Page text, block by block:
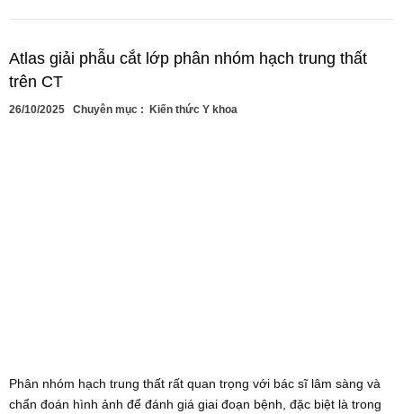
Atlas giải phẫu cắt lớp phân nhóm hạch trung thất
trên CT
26/10/2025 Chuyên mục : Kiến thức Y khoa
Phân nhóm hạch trung thất rất quan trọng với bác sĩ lâm sàng và
chẩn đoán hình ảnh để đánh giá giai đoạn bệnh, đặc biệt là trong